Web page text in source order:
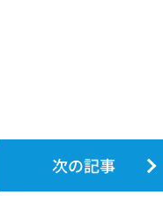
次の記事